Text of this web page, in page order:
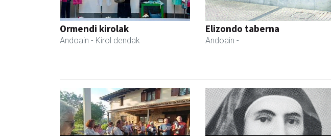
Ormendi kirolak
Andoain - Kirol dendak
Elizondo taberna
Andoain -